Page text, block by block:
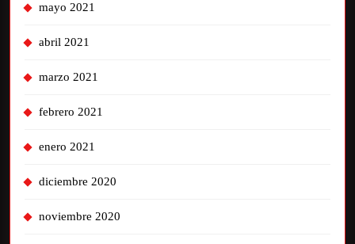
mayo 2021
abril 2021
marzo 2021
febrero 2021
enero 2021
diciembre 2020
noviembre 2020